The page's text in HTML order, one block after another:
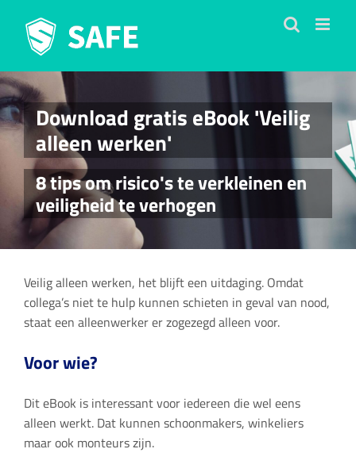
inhoud
Download gratis eBook 'Veilig
alleen werken'
8 tips om risico's te verkleinen en
veiligheid te verhogen
Veilig alleen werken, het blijft een uitdaging. Omdat
collega’s niet te hulp kunnen schieten in geval van nood,
staat een alleenwerker er zogezegd alleen voor.
Voor wie?
Dit eBook is interessant voor iedereen die wel eens
alleen werkt. Dat kunnen schoonmakers, winkeliers
maar ook monteurs zijn.